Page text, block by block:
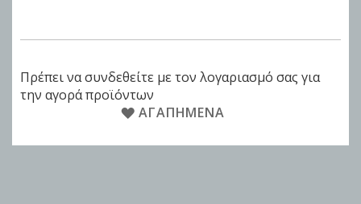
Πρέπει να συνδεθείτε με τον λογαριασμό σας για
την αγορά προϊόντων
ΑΓΑΠΗΜΈΝΑ